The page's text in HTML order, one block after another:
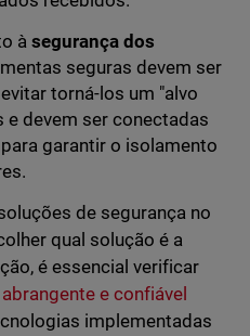
à segurança dos
seguras devem ser
torná-los um "alvo
e devem ser conectadas
garantir o isolamento
de segurança no
qual solução é a
é essencial verificar
e confiável
implementadas